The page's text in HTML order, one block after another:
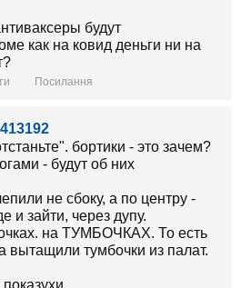
будут
как на ковид деньги ни на
Посилання
бортики - это зачем?
- будут об них
не сбоку, а по центру -
и зайти, через дупу.
на ТУМБОЧКАХ. То есть
вытащили тумбочки из палат.